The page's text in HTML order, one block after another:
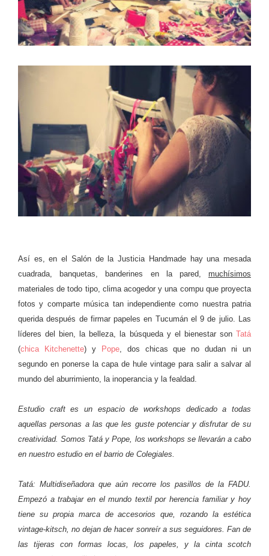
Así es, en el Salón de la Justicia Handmade hay una mesada
cuadrada, banquetas, banderines en la pared, muchísimos
materiales de todo tipo, clima acogedor y una compu que proyecta
fotos y comparte música tan independiente como nuestra patria
querida después de firmar papeles en Tucumán el 9 de julio. Las
líderes del bien, la belleza, la búsqueda y el bienestar son Tatá
(chica Kitchenette) y Pope, dos chicas que no dudan ni un
segundo en ponerse la capa de hule vintage para salir a salvar al
mundo del aburrimiento, la inoperancia y la fealdad.
Estudio craft es un espacio de workshops dedicado a todas
aquellas personas a las que les guste potenciar y disfrutar de su
creatividad. Somos Tatá y Pope, los workshops se llevarán a cabo
en nuestro estudio en el barrio de Colegiales.
Tatá: Multidiseñadora que aún recorre los pasillos de la FADU.
Empezó a trabajar en el mundo textil por herencia familiar y hoy
tiene su propia marca de accesorios que, rozando la estética
vintage-kitsch, no dejan de hacer sonreír a sus seguidores. Fan de
las tijeras con formas locas, los papeles, y la cinta scotch